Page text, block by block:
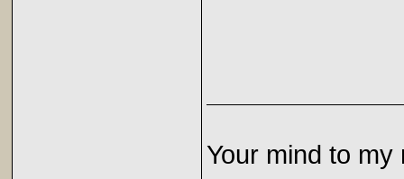
Your mind to my